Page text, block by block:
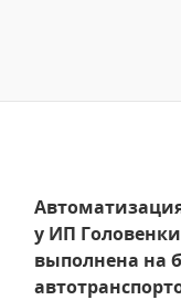
у ИП
выполнена на